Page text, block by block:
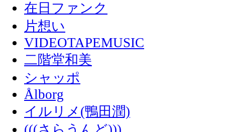
在日ファンク
片想い
VIDEOTAPEMUSIC
二階堂和美
シャッポ
Ålborg
イルリメ(鴨田潤)